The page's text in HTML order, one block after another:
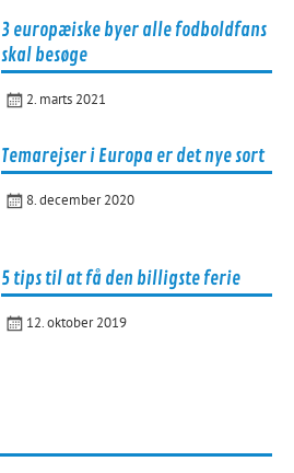
3 europæiske byer alle fodboldfans
skal besøge
2. marts 2021
Temarejser i Europa er det nye sort
8. december 2020
5 tips til at få den billigste ferie
12. oktober 2019